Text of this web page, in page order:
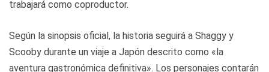
trabajará como coproductor.
Según la sinopsis oficial, la historia seguirá a Shaggy y
Scooby durante un viaje a Japón descrito como «la
aventura gastronómica definitiva». Los personajes contarán